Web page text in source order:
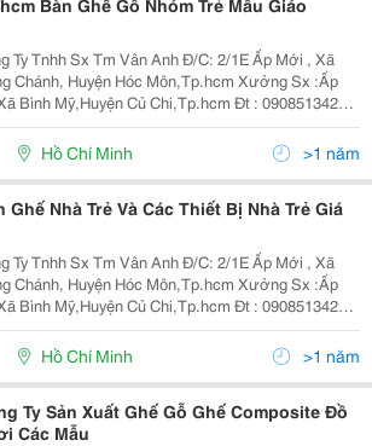
Bàn Ghế Gỗ Nhóm Trẻ Mẫu Giáo
Tnhh Sx Tm Vân Anh Đ/C: 2/1E Ấp Mới , Xã
Chánh, Huyện Hóc Môn,Tp.hcm Xưởng Sx :Ấp
Bình Mỹ,Huyện Củ Chi,Tp.hcm Đt : 0908513424
Website: Www:dochoimamnon.com
Www:dochoimamnon.vn Email:maivo03.Vananh@
Hồ Chí Minh >1 năm
Ghế Nhà Trẻ Và Các Thiết Bị Nhà Trẻ Giá
Tnhh Sx Tm Vân Anh Đ/C: 2/1E Ấp Mới , Xã
Chánh, Huyện Hóc Môn,Tp.hcm Xưởng Sx :Ấp
Bình Mỹ,Huyện Củ Chi,Tp.hcm Đt : 0908513424
Website: Www:dochoimamnon.com
Www:dochoimamnon.vn Email:maivo03.Vananh@
Hồ Chí Minh >1 năm
Ty Sản Xuất Ghế Gỗ Ghế Composite Đồ
Các Mẫu